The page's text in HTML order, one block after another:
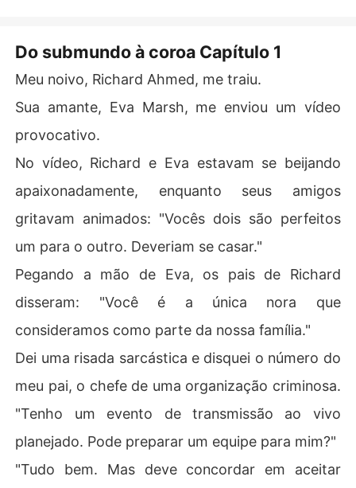
ocês dois são perfeitos um para o outro. Deveriam se c
asar."
Pegando a mão de Eva, os pais de Richard disseram: "V
ocê é a única nora que consideramos como parte da no
ssa família."
Dei uma risada sarcástica e disquei o número do meu p
ai, o chefe de uma organização criminosa. "Tenho um e
vento de transmissão ao vivo planejado. Pode preparar
um equipe para mim?"
e provar com suas habilidades que é digna de se torna
r a verdadeira sucessora do Grupo Brooks."
Do submundo à coroa Capítulo 1
Meu noivo, Richard Ahmed, me traiu.
Sua amante, Eva Marsh, me enviou um vídeo
provocativo.
No vídeo, Richard e Eva estavam se beijando
apaixonadamente, enquanto seus amigos
gritavam animados: "Vocês dois são perfeitos
um para o outro. Deveriam se casar."
Pegando a mão de Eva, os pais de Richard
disseram: "Você é a única nora que
consideramos como parte da nossa família."
Dei uma risada sarcástica e disquei o número do
meu pai, o chefe de uma organização criminosa.
"Tenho um evento de transmissão ao vivo
planejado. Pode preparar um equipe para mim?"
"Tudo bem. Mas deve concordar em aceitar